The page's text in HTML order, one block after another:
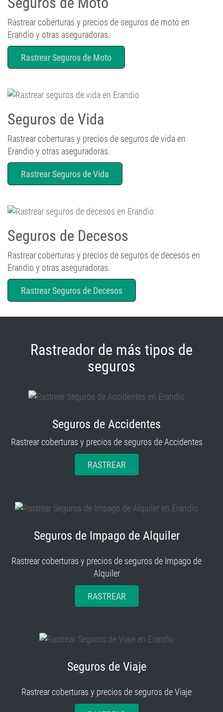
Rastrear coberturas y precios de seguros de moto en
Erandio y otras aseguradoras.
Rastrear Seguros de Moto
Seguros de Vida
Rastrear coberturas y precios de seguros de vida en
Erandio y otras aseguradoras.
Rastrear Seguros de Vida
Seguros de Decesos
Rastrear coberturas y precios de seguros de decesos en
Erandio y otras aseguradoras.
Rastrear Seguros de Decesos
seguros
Rastrear coberturas y precios de seguros de Accidentes
RASTREAR
Rastrear coberturas y precios de seguros de Impago de
Alquiler
RASTREAR
Rastrear coberturas y precios de seguros de Viaje
RASTREAR